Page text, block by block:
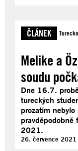
ČLÁNEK Turecko
Melike a
soudu
Dne 16.7.
tureckých
prozatím
2021.
26. července 2021